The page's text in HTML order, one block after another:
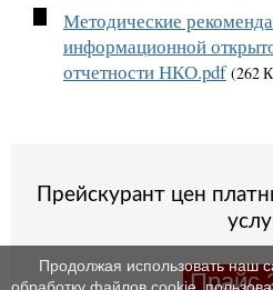
Методические
информационной
отчетности НКО.pdf (262
Прейскурант цен
Прайс
Продолжая использовать наш